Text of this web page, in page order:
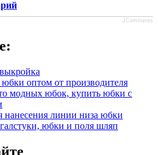
JComments
оптом от производителя
модных юбок, купить юбки с
нанесения линии низа юбки
юбки и поля шляп